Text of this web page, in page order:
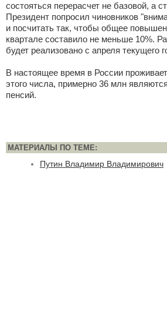
состояться перерасчет не базовой, а
Президент попросил чиновников
и посчитать так, чтобы общее
квартале составило не меньше 10%.
будет реализовано с апреля текущего
В настоящее время в России
этого числа, примерно 36 млн
пенсий.
МАТЕРИАЛЫ ПО ТЕМЕ:
Путин Владимир Владимирович